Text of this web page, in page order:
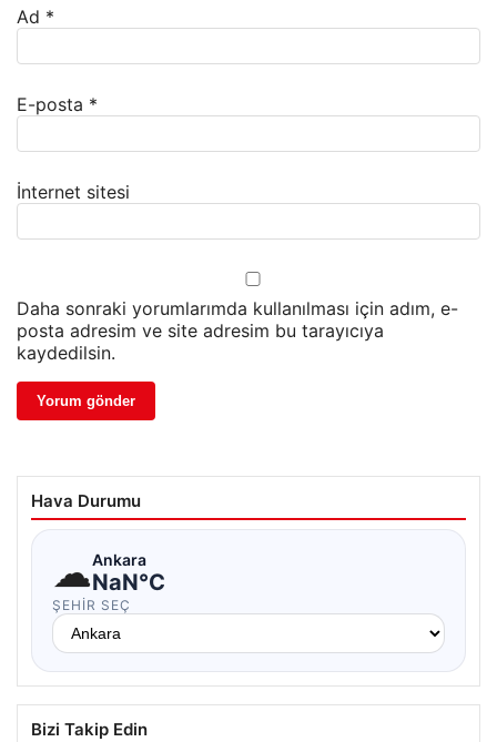
Ad *
E-posta *
İnternet sitesi
Daha sonraki yorumlarımda kullanılması için adım, e-
posta adresim ve site adresim bu tarayıcıya
kaydedilsin.
Hava Durumu
☁Ankara
NaN°C
ŞEHIR SEÇ
Bizi Takip Edin